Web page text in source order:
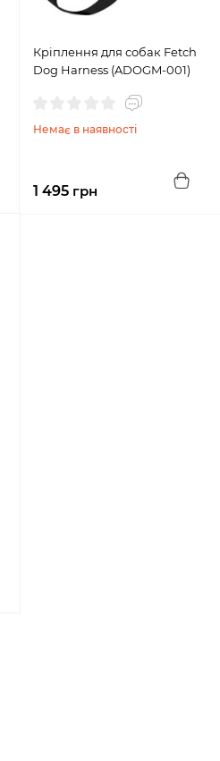
Кріплення для собак Fetch
Dog Harness (ADOGM-001)
Немає в наявності
1 495 грн